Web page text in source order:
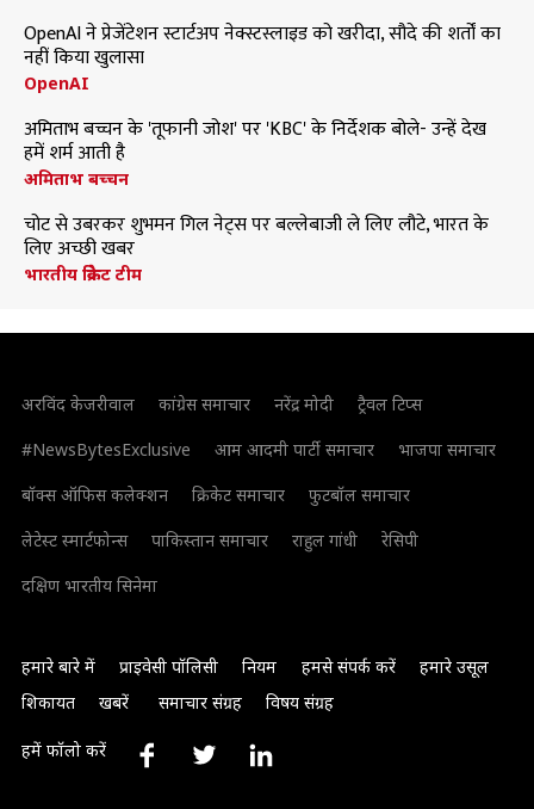
OpenAI ने प्रेजेंटेशन स्टार्टअप नेक्स्टस्लाइड को खरीदा, सौदे की शर्तों का
नहीं किया खुलासा
OpenAI
अमिताभ बच्चन के 'तूफानी जोश' पर 'KBC' के निर्देशक बोले- उन्हें देख
हमें शर्म आती है
अमिताभ बच्चन
चोट से उबरकर शुभमन गिल नेट्स पर बल्लेबाजी ले लिए लौटे, भारत के
लिए अच्छी खबर
भारतीय क्रिकेट टीम
अरविंद केजरीवाल कांग्रेस समाचार नरेंद्र मोदी
ट्रैवल टिप्स
#NewsBytesExclusive
आम आदमी पार्टी समाचार
भाजपा समाचार
बॉक्स ऑफिस कलेक्शन
क्रिकेट समाचार
फुटबॉल समाचार
लेटेस्ट स्मार्टफोन्स
पाकिस्तान समाचार राहुल गांधी
रेसिपी
दक्षिण भारतीय सिनेमा
हमारे बारे में प्राइवेसी पॉलिसी नियम हमसे संपर्क करें
हमारे उसूल
शिकायत
खबरें समाचार संग्रह विषय संग्रह
हमें फॉलो करें